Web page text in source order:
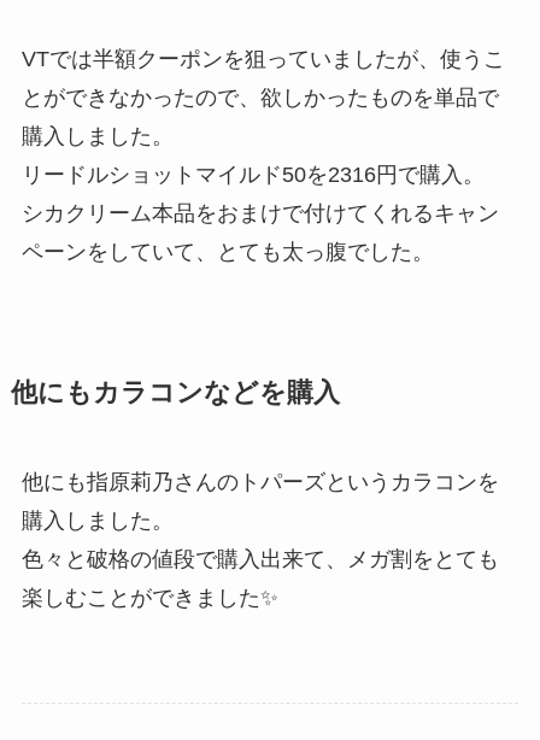
VTでは半額クーポンを狙っていましたが、使うこ
とができなかったので、欲しかったものを単品で
購入しました。
リードルショットマイルド50を2316円で購入。
シカクリーム本品をおまけで付けてくれるキャン
ペーンをしていて、とても太っ腹でした。
他にもカラコンなどを購入
他にも指原莉乃さんのトパーズというカラコンを
購入しました。
色々と破格の値段で購入出来て、メガ割をとても
楽しむことができました✨